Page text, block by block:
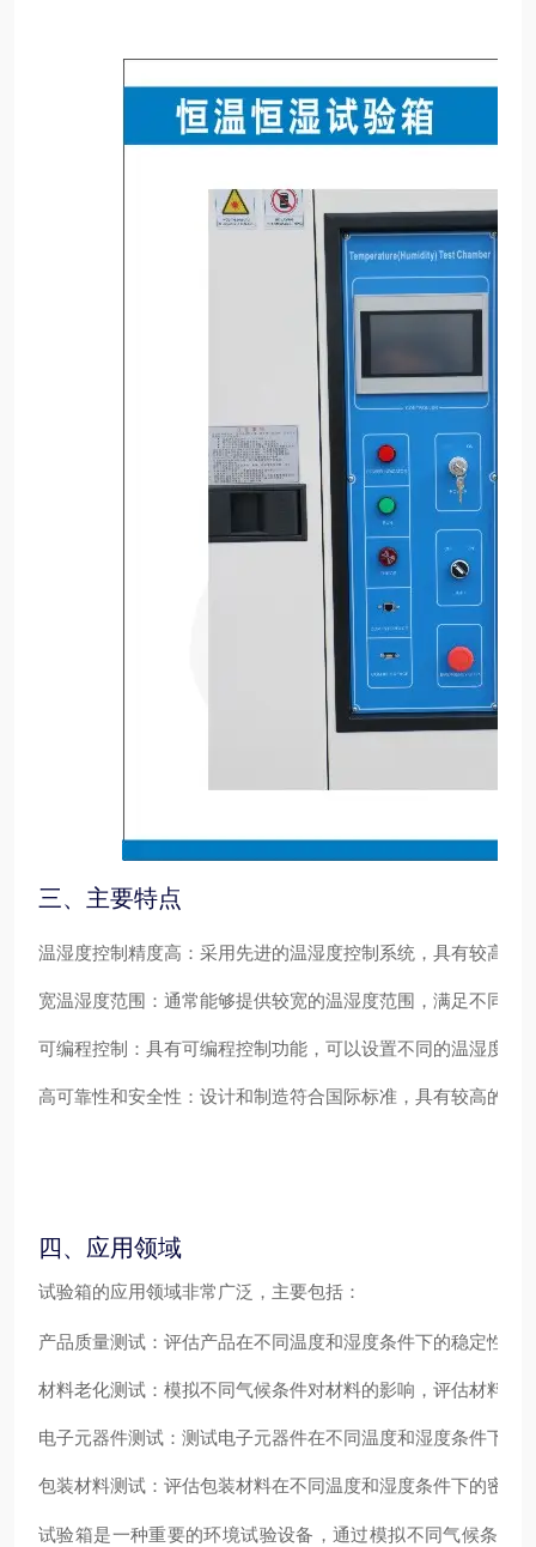
三、主要特点
温湿度控制精度高 ：采用先进的温湿度控制系统，具有较高的
宽温湿度范围 ：通常能够提供较宽的温湿度范围，满足不同试
可编程控制 ：具有可编程控制功能，可以设置不同的温湿度
高可靠性和安全性 ：设计和制造符合国际标准，具有较高的
四、应用领域
试验箱的应用领域非常广泛，主要包括：
产品质量测试 ：评估产品在不同温度和湿度条件下的稳定性和
材料老化测试 ：模拟不同气候条件对材料的影响，评估材料的
电子元器件测试 ：测试电子元器件在不同温度和湿度条件下的
包装材料测试 ：评估包装材料在不同温度和湿度条件下的密封
试验箱是一种重要的环境试验设备，通过模拟不同气候条